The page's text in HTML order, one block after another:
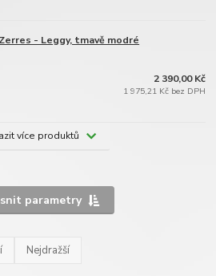
- Leggy, tmavě modré
2 390,00 Kč
1 975,21 Kč bez DPH
více produktů
parametry
Nejdražší